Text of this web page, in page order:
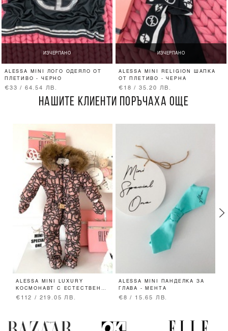
ИЗЧЕРПАНО
ALESSA MINI ЛОГО ОДЕЯЛО ОТ
ПЛЕТИВО - ЧЕРНО
€33 / 64.54 ЛВ.
ИЗЧЕРПАНО
ALESSA MINI RELIGION ШАПКА
ОТ ПЛЕТИВО - ЧЕРНА
€18 / 35.20 ЛВ.
НАШИТЕ КЛИЕНТИ ПОРЪЧАХА ОЩЕ
ALESSA MINI LUXURY
КОСМОНАВТ С ЕСТЕСТВЕН
КОСЪМ
€112 / 219.05 ЛВ.
ALESSA MINI ПАНДЕЛКА ЗА
ГЛАВА - МЕНТА
€8 / 15.65 ЛВ.